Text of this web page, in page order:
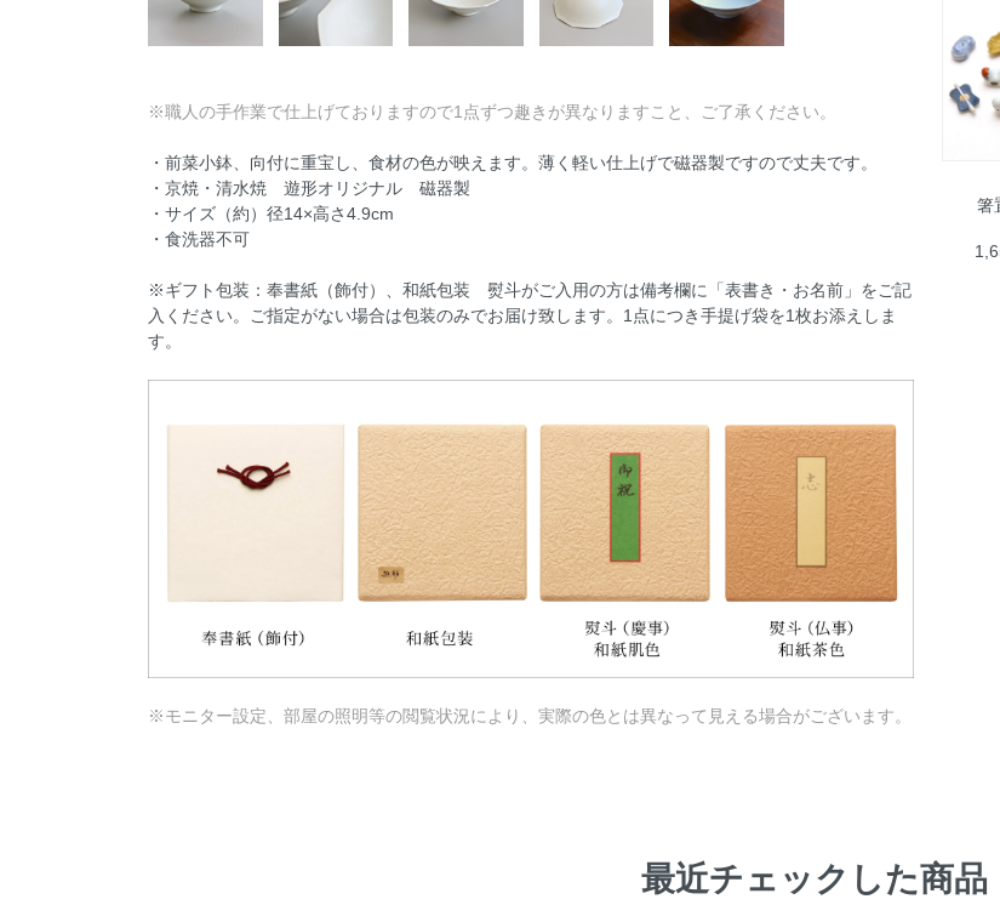
※職人の手作業で仕上げておりますので1点ずつ趣きが異なりますこと、ご了承ください。
・前菜小鉢、向付に重宝し、食材の色が映えます。薄く軽い仕上げで磁器製ですので丈夫です。
・京焼・清水焼 遊形オリジナル 磁器製
・サイズ（約）径14×高さ4.9cm
・食洗器不可
※ギフト包装：奉書紙（飾付）、和紙包装 熨斗がご入用の方は備考欄に「表書き・お名前」をご記
入ください。ご指定がない場合は包装のみでお届け致します。1点につき手提げ袋を1枚お添えしま
す。
※モニター設定、部屋の照明等の閲覧状況により、実際の色とは異なって見える場合がございます。
箸
最近チェックした商品